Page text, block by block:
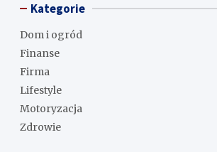
Kategorie
Dom i ogród
Finanse
Firma
Lifestyle
Motoryzacja
Zdrowie